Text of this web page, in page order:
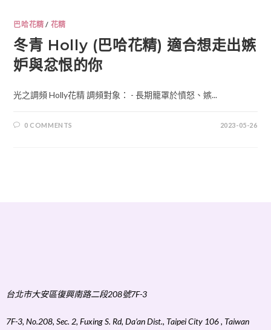
巴哈花精 / 花精
冬青 Holly (巴哈花精) 適合想走出嫉
妒與忿恨的你
光之調頻 Holly花精 調頻對象： - 長期籠罩於憤怒、嫉...
0 COMMENTS 2023-05-26
台北市大安區復興南路二段208號7F-3
7F-3, No.208, Sec. 2, Fuxing S. Rd, Da’an Dist., Taipei City 106 , Taiwan